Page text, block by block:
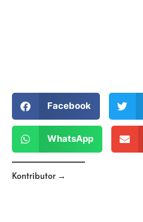
Facebook
WhatsApp
Kontributor →